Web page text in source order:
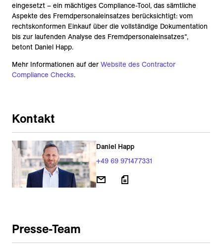
eingesetzt – ein mächtiges Compliance-Tool, das sämtliche
Aspekte des Fremdpersonaleinsatzes berücksichtigt: vom
rechtskonformen Einkauf über die vollständige Dokumentation
bis zur laufenden Analyse des Fremdpersonaleinsatzes“,
betont Daniel Happ.
Mehr Informationen auf der Website des Contractor
Compliance Checks.
Kontakt
Daniel Happ
+49 69 971477331
Presse-Team